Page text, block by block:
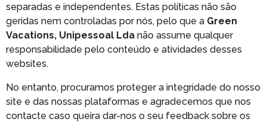
separadas e independentes. Estas políticas não são
geridas nem controladas por nós, pelo que a Green
Vacations, Unipessoal Lda não assume qualquer
responsabilidade pelo conteúdo e atividades desses
websites.
No entanto, procuramos proteger a integridade do nosso
site e das nossas plataformas e agradecemos que nos
contacte caso queira dar-nos o seu feedback sobre os